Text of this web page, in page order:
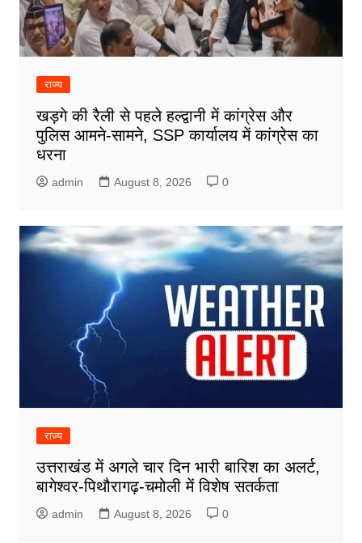
राज्य
खड़गे की रैली से पहले हल्द्वानी में कांग्रेस और
पुलिस आमने-सामने, SSP कार्यालय में कांग्रेस का
धरना
admin August 8, 2026 0
राज्य
उत्तराखंड में अगले चार दिन भारी बारिश का अलर्ट,
बागेश्वर-पिथौरागढ़-चमोली में विशेष सतर्कता
admin August 8, 2026 0